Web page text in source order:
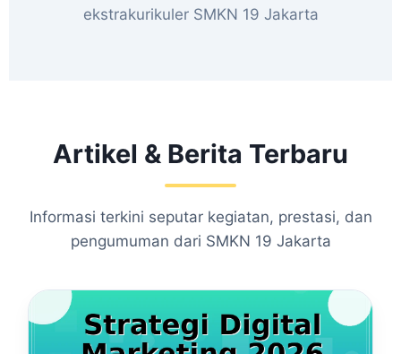
ekstrakurikuler SMKN 19 Jakarta
Artikel & Berita Terbaru
Informasi terkini seputar kegiatan, prestasi, dan
pengumuman dari SMKN 19 Jakarta